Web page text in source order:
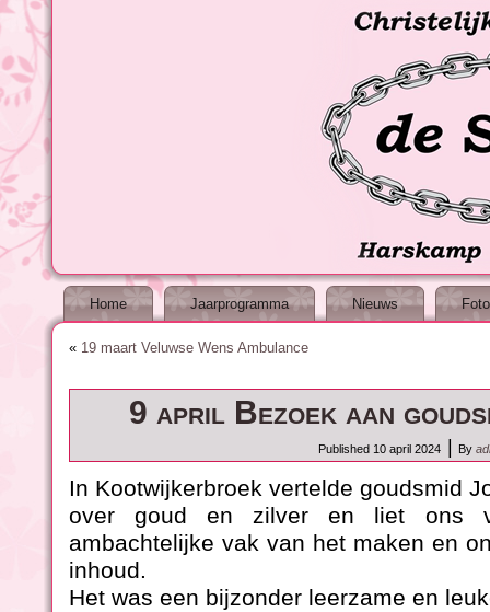
Home Jaarprogramma Nieuws
« 19 maart Veluwse Wens Ambulance
9 april Bezoek aan
Published 10 april 2024 By
In Kootwijkerbroek vertelde goudsmid
over goud en zilver en liet ons
ambachtelijke vak van het maken en
inhoud.
Het was een bijzonder leerzame en